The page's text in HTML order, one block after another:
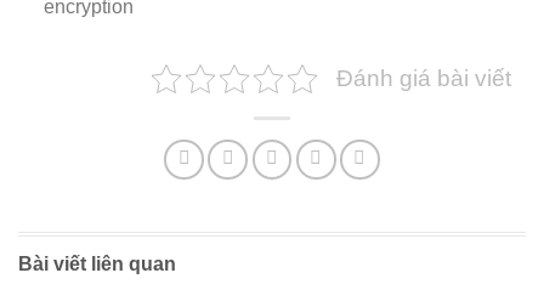
encryption
Đánh giá bài viết
Bài viết liên quan